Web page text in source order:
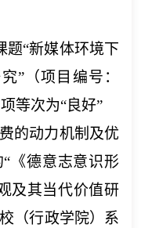
题“新媒体环境下
”（项目编号：
等次为“良好”
的动力机制及优
《德意志意识形
及其当代价值研
（行政学院）系